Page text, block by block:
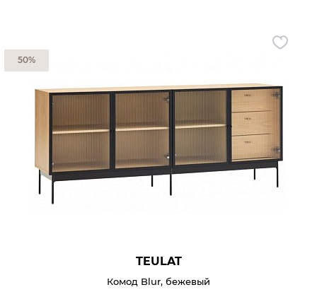
Обратная связь
TEULAT
Комод Blur, бежевый
50%